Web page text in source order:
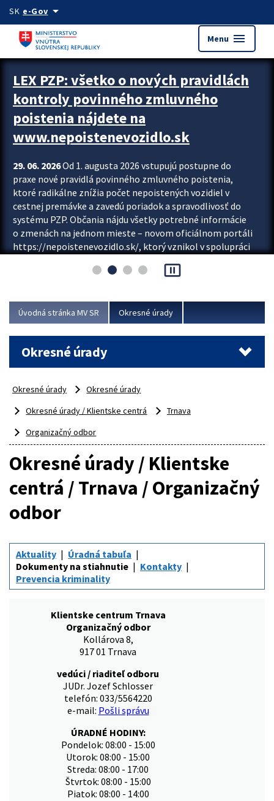
Preskocit na hlavný obsah
SK e-Govarrow_drop_down
Menu menu
Zastavit automatický posun upútavok
LEX PZP: všetko o nových pravidlách
kontroly povinného zmluvného
poistenia nájdete na
www.nepoistenevozidlo.sk
29. 06. 2026Od 1. augusta 2026 vstupujú postupne do
praxe nové pravidlá povinného zmluvného poistenia,
ktoré radikálne znížia počet nepoistených vozidiel v
cestnej premávke a zavedú poriadok a spravodlivosť do
systému PZP. Občania nájdu všetky potrebné informácie
o zmenách na jednom mieste – novom oficiálnom portáli
https://nepoistenevozidlo.sk/, ktorý vznikol v spolupráci
asociácie poisťovní (SLASPO) a Ministerstva vnútra SR.
Viac
pause_presentation
Úvodná stránka MV SR Okresné úrady
Okresné úrady
Okresné úrady
Okresné úrady
Okresné úrady / Klientske centrá
Trnava
Organizačný odbor
Okresné úrady / Klientske
centrá / Trnava / Organizačný
odbor
Aktuality
Úradná tabuľa
Dokumenty na stiahnutie
Kontakty
Prevencia kriminality
Klientske centrum Trnava
Organizačný odbor
Kollárova 8,
917 01 Trnava
vedúci / riaditeľ odboru
JUDr. Jozef Schlosser
telefón: 033/5564220
e-mail: Pošli správu
ÚRADNÉ HODINY:
Pondelok: 08:00 - 15:00
Utorok: 08:00 - 15:00
Streda: 08:00 - 17:00
Štvrtok: 08:00 - 15:00
Piatok: 08:00 - 14:00